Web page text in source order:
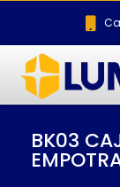
BK03